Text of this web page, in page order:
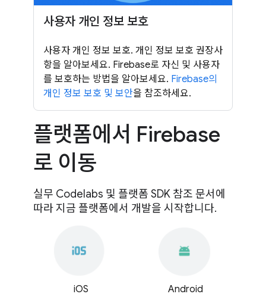
사용자 개인 정보 보호
사용자 개인 정보 보호. 개인 정보 보호 권장사
항을 알아보세요. Firebase로 자신 및 사용자
를 보호하는 방법을 알아보세요. Firebase의
개인 정보 보호 및 보안을 참조하세요.
플랫폼에서 Firebase
로 이동
실무 Codelabs 및 플랫폼 SDK 참조 문서에
따라 지금 플랫폼에서 개발을 시작합니다.
iOS Android